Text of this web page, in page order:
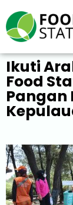
Ikuti
Food
Pangan